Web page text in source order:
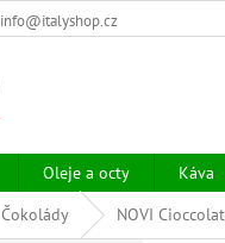
info@italyshop.cz
Oleje a octy Káva
Čokolády NOVI